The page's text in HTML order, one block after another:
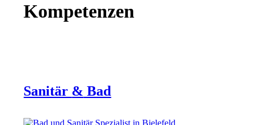
Kompetenzen
Sanitär & Bad